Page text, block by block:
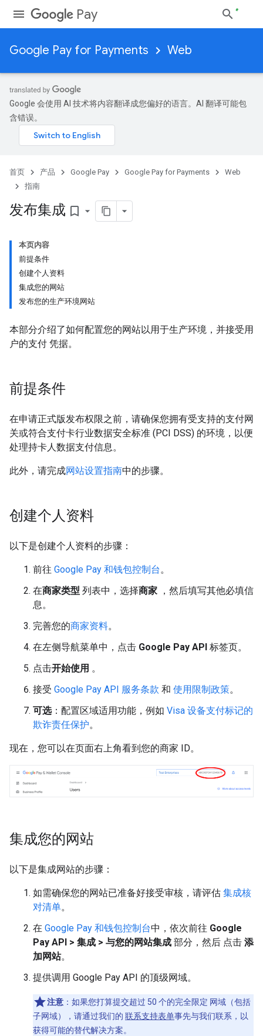
Pay
Google Pay for Payments Web
Google 会使用 AI 技术将内容翻译成您偏好的语言。AI 翻译可能包
含错误。
首页 产品 Google Pay Google Pay for Payments
Web
指南
发布集成 bookmark_border
本页内容
前提条件
创建个人资料
集成您的网站
发布您的生产环境网站
本部分介绍了如何配置您的网站以用于生产环境，并接受用
户的支付 凭据。
前提条件
在申请正式版发布权限之前，请确保您拥有受支持的支付网
关或符合支付卡行业数据安全标准 (PCI DSS) 的环境，以便
处理持卡人数据支付信息。
此外，请完成网站设置指南中的步骤。
创建个人资料
以下是创建个人资料的步骤：
前往 Google Pay 和钱包控制台。
在商家类型 列表中，选择商家 ，然后填写其他必填信
息。
完善您的商家资料。
在左侧导航菜单中，点击 Google Pay API 标签页。
点击开始使用 。
接受 Google Pay API 服务条款 和 使用限制政策。
可选：配置区域适用功能，例如 Visa 设备支付标记的
欺诈责任保护。
现在，您可以在页面右上角看到您的商家 ID。
集成您的网站
以下是集成网站的步骤：
如需确保您的网站已准备好接受审核，请评估 集成核
对清单。
在 Google Pay 和钱包控制台中，依次前往 Google
Pay API > 集成 > 与您的网站集成 部分，然后 点击 添
加网站。
提供调用 Google Pay API 的顶级网域。
注意 ：如果您打算提交超过 50 个的完全限定 网域（包括
子网域），请通过我们的 联系支持表单事先与我们联系，以
获得可能的替代解决方案。